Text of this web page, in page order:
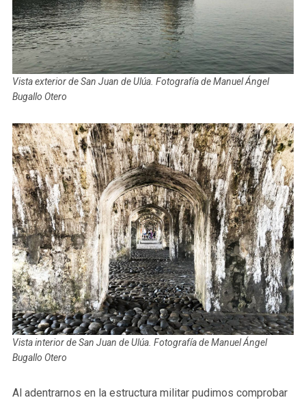
Vista exterior de San Juan de Ulúa. Fotografía de Manuel Ángel
Bugallo Otero
Vista interior de San Juan de Ulúa. Fotografía de Manuel Ángel
Bugallo Otero
Al adentrarnos en la estructura militar pudimos comprobar